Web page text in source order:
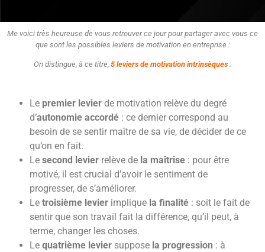
Me voici très heureuse de vous retrouver ce jour pour partager avec vous ce
que sont les possibles leviers de motivation en entreprise :
On distingue, à ce titre, 5 leviers de motivation intrinsèques :
Le premier levier de motivation relève du degré
d’autonomie accordé : ce dernier correspond au
besoin de se sentir maître de sa vie, de décider de ce
qu’on en fait.
Le second levier relève de la maîtrise : pour être
motivé, il est crucial d’avoir le sentiment de
progresser, de s’améliorer.
Le troisième levier implique la finalité : soit le fait de
sentir que son travail fait la différence, qu’il peut, à
terme, changer les choses.
Le quatrième levier suppose la progression : à